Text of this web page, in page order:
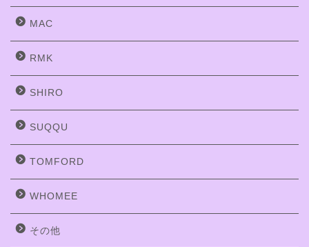
MAC
RMK
SHIRO
SUQQU
TOMFORD
WHOMEE
その他